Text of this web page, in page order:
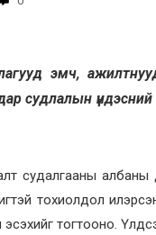
эмч,
судлалын
судалгааны
тохиолдол
тогтооно.